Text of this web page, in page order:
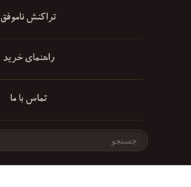
تراکنش ناموفق
راهنمای خرید
تماس با ما